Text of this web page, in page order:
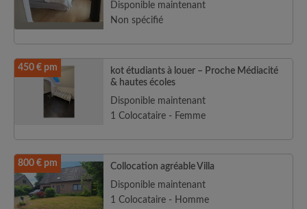
Disponible maintenant
Non spécifié
450 € pm
kot étudiants à louer – Proche Médiacité
& hautes écoles
Disponible maintenant
1 Colocataire - Femme
800 € pm
Collocation agréable Villa
Disponible maintenant
1 Colocataire - Homme